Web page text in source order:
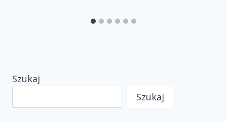
Szukaj
Szukaj